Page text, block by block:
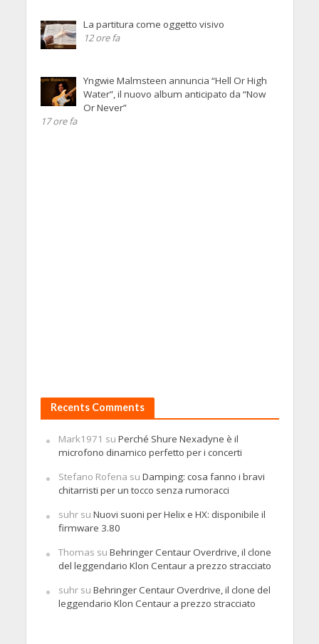
La partitura come oggetto visivo
12 ore fa
Yngwie Malmsteen annuncia “Hell Or High
Water”, il nuovo album anticipato da “Now
Or Never”
17 ore fa
Recents Comments
Mark1971 su Perché Shure Nexadyne è il
microfono dinamico perfetto per i concerti
Stefano Rofena su Damping: cosa fanno i bravi
chitarristi per un tocco senza rumoracci
suhrsu Nuovi suoni per Helix e HX: disponibile il
firmware 3.80
Thomas su Behringer Centaur Overdrive, il clone
del leggendario Klon Centaur a prezzo stracciato
suhrsu Behringer Centaur Overdrive, il clone del
leggendario Klon Centaur a prezzo stracciato